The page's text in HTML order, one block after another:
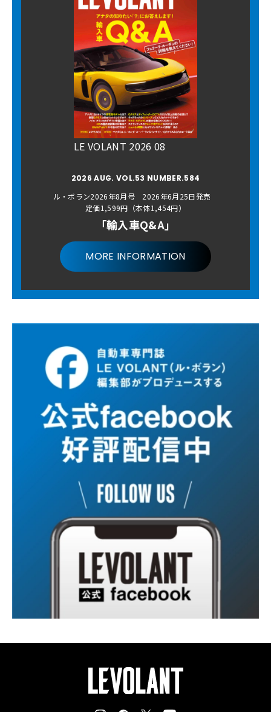
LE VOLANT 2026 08
2026 AUG. VOL.53 NUMBER.584
ル・ボラン2026年8月号 2026年6月25日発売
定価1,599円（本体1,454円）
「輸入車Q&A」
MORE INFORMATION